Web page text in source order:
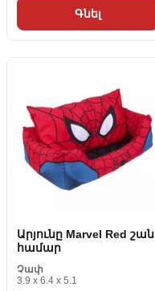
Գնել
Արյունը Marvel Red շան
համար
Չափ
3.9 x 6.4 x 5.1